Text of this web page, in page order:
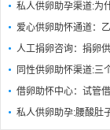
私人供卵助孕渠道:为
爱心供卵助怀通道：
人工捐卵咨询：捐卵
同性供卵助怀渠道:三
借卵助怀中心：试管
私人供卵助孕:腰酸肚